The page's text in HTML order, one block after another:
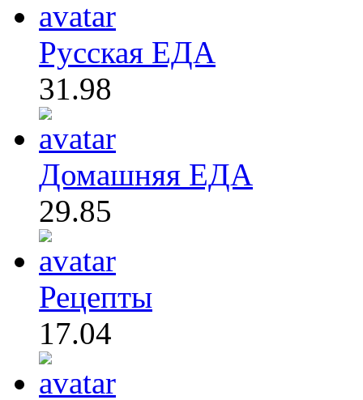
Русская ЕДА
31.98
Домашняя ЕДА
29.85
Рецепты
17.04